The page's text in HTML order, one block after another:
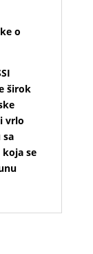
o
širok
vrlo
sa
se